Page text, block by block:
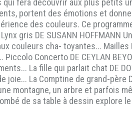
fera découvrir aux plus petits
portent des émotions et
des couleurs. Ce
gris DE SUSANN HOFFMANN
couleurs cha- toyantes... Mailles
Concerto DE CEYLAN
La fille qui parlait chat DE
La Comptine de grand-père
montagne, un arbre et parfois
de sa table à dessin explore